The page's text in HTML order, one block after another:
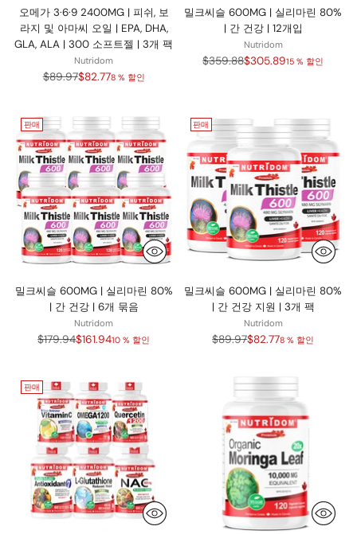
오메가 3·6·9 2400MG | 피쉬, 보
라지 및 아마씨 오일 | EPA, DHA,
GLA, ALA | 300 소프트젤 | 3개 팩
Nutridom
정
$89.97$82.778 % 할인
밀크씨슬 600MG | 실리마린 80%
| 간 건강 | 12개입
Nutridom
정
$359.88$305.8915 % 할인
판매
밀크씨슬 600MG | 실리마린 80%
| 간 건강 | 6개 묶음
Nutridom
정
$179.94$161.9410 % 할인
판매
밀크씨슬 600MG | 실리마린 80%
| 간 건강 지원 | 3개 팩
Nutridom
정
$89.97$82.778 % 할인
판매